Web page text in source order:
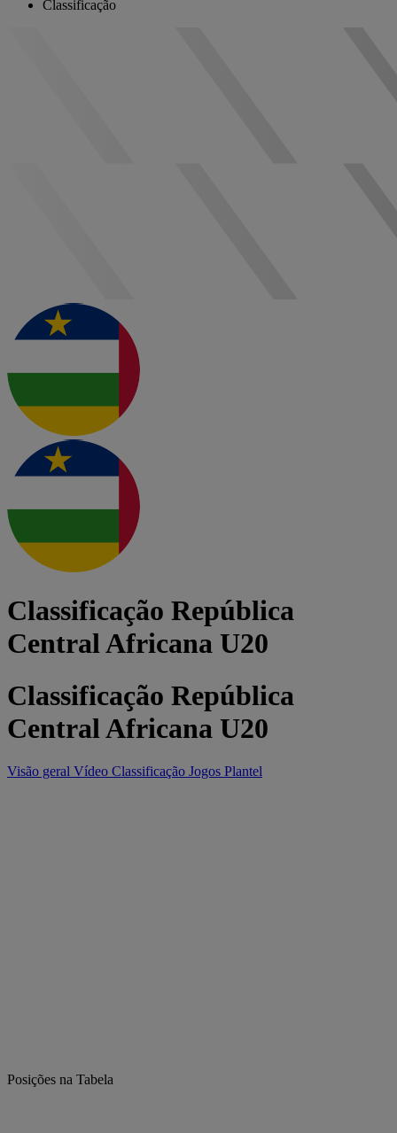
Classificação
Classificação República
Central Africana U20
Classificação República
Central Africana U20
Visão geral Vídeo Classificação Jogos Plantel
Posições na Tabela